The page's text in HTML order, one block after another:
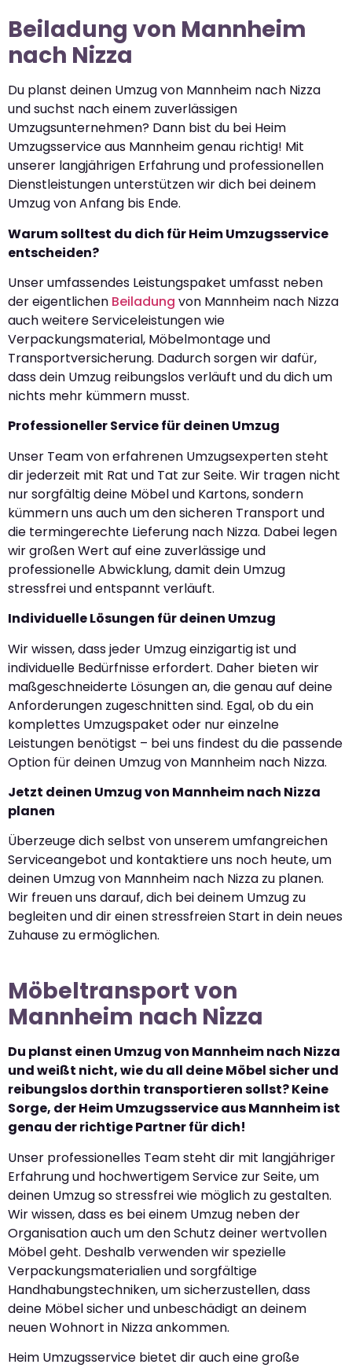
Beiladung von Mannheim
nach Nizza
Du planst deinen Umzug von Mannheim nach Nizza
und suchst nach einem zuverlässigen
Umzugsunternehmen? Dann bist du bei Heim
Umzugsservice aus Mannheim genau richtig! Mit
unserer langjährigen Erfahrung und professionellen
Dienstleistungen unterstützen wir dich bei deinem
Umzug von Anfang bis Ende.
Warum solltest du dich für Heim Umzugsservice
entscheiden?
Unser umfassendes Leistungspaket umfasst neben
der eigentlichen Beiladung von Mannheim nach Nizza
auch weitere Serviceleistungen wie
Verpackungsmaterial, Möbelmontage und
Transportversicherung. Dadurch sorgen wir dafür,
dass dein Umzug reibungslos verläuft und du dich um
nichts mehr kümmern musst.
Professioneller Service für deinen Umzug
Unser Team von erfahrenen Umzugsexperten steht
dir jederzeit mit Rat und Tat zur Seite. Wir tragen nicht
nur sorgfältig deine Möbel und Kartons, sondern
kümmern uns auch um den sicheren Transport und
die termingerechte Lieferung nach Nizza. Dabei legen
wir großen Wert auf eine zuverlässige und
professionelle Abwicklung, damit dein Umzug
stressfrei und entspannt verläuft.
Individuelle Lösungen für deinen Umzug
Wir wissen, dass jeder Umzug einzigartig ist und
individuelle Bedürfnisse erfordert. Daher bieten wir
maßgeschneiderte Lösungen an, die genau auf deine
Anforderungen zugeschnitten sind. Egal, ob du ein
komplettes Umzugspaket oder nur einzelne
Leistungen benötigst – bei uns findest du die passende
Option für deinen Umzug von Mannheim nach Nizza.
Jetzt deinen Umzug von Mannheim nach Nizza
planen
Überzeuge dich selbst von unserem umfangreichen
Serviceangebot und kontaktiere uns noch heute, um
deinen Umzug von Mannheim nach Nizza zu planen.
Wir freuen uns darauf, dich bei deinem Umzug zu
begleiten und dir einen stressfreien Start in dein neues
Zuhause zu ermöglichen.
Möbeltransport von
Mannheim nach Nizza
Du planst einen Umzug von Mannheim nach Nizza
und weißt nicht, wie du all deine Möbel sicher und
reibungslos dorthin transportieren sollst? Keine
Sorge, der Heim Umzugsservice aus Mannheim ist
genau der richtige Partner für dich!
Unser professionelles Team steht dir mit langjähriger
Erfahrung und hochwertigem Service zur Seite, um
deinen Umzug so stressfrei wie möglich zu gestalten.
Wir wissen, dass es bei einem Umzug neben der
Organisation auch um den Schutz deiner wertvollen
Möbel geht. Deshalb verwenden wir spezielle
Verpackungsmaterialien und sorgfältige
Handhabungstechniken, um sicherzustellen, dass
deine Möbel sicher und unbeschädigt an deinem
neuen Wohnort in Nizza ankommen.
Heim Umzugsservice bietet dir auch eine große